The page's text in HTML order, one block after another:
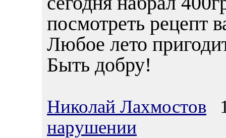
посмотреть рецепт
Любое лето
Быть добру!
Николай Лахмостов
нарушении